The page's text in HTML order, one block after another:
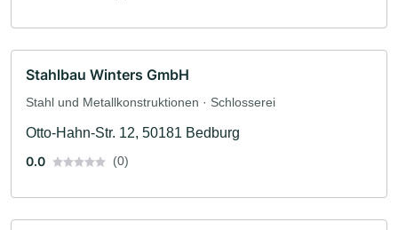
Stahlbau Winters GmbH
Stahl und Metallkonstruktionen · Schlosserei
Otto-Hahn-Str. 12, 50181 Bedburg
0.0
(0)